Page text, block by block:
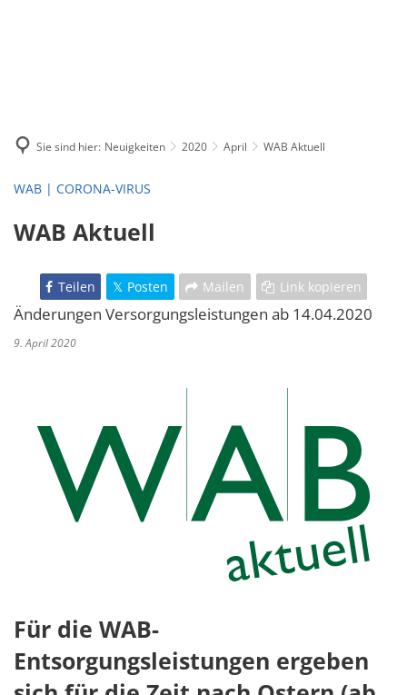
Sie sind hier: Neuigkeiten 2020 April WAB Aktuell
WAB | CORONA-VIRUS
WAB Aktuell
Teilen Posten Mailen Link kopieren
Änderungen Versorgungsleistungen ab 14.04.2020
9. April 2020
Für die WAB-
Entsorgungsleistungen ergeben